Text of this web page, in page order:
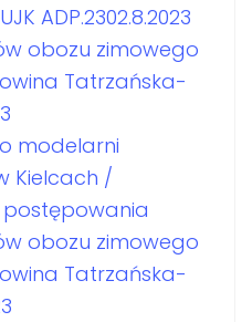
ADP.2302.8.2023
obozu zimowego
Tatrzańska-
modelarni
Kielcach /
obozu zimowego
Tatrzańska-